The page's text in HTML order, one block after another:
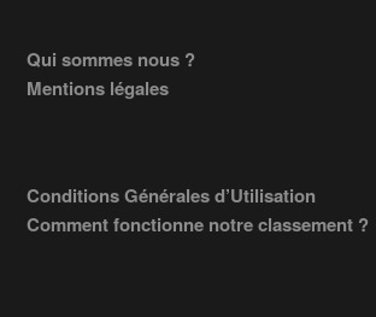
Footer
Qui sommes nous ?
Mentions légales
Conditions Générales d’Utilisation
Comment fonctionne notre classement ?